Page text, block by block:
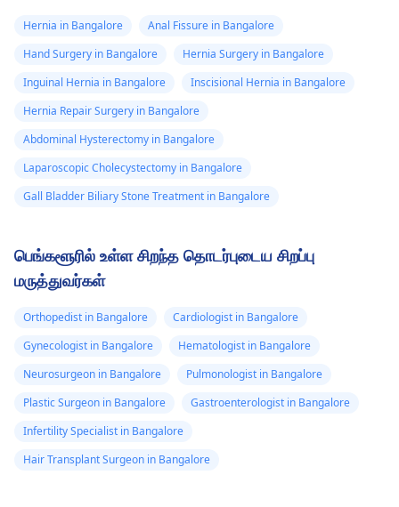
Hernia in Bangalore
Anal Fissure in Bangalore
Hand Surgery in Bangalore
Hernia Surgery in Bangalore
Inguinal Hernia in Bangalore
Inscisional Hernia in Bangalore
Hernia Repair Surgery in Bangalore
Abdominal Hysterectomy in Bangalore
Laparoscopic Cholecystectomy in Bangalore
Gall Bladder Biliary Stone Treatment in Bangalore
பெங்களூரில் உள்ள சிறந்த தொடர்புடைய சிறப்பு
மருத்துவர்கள்
Orthopedist in Bangalore
Cardiologist in Bangalore
Gynecologist in Bangalore
Hematologist in Bangalore
Neurosurgeon in Bangalore
Pulmonologist in Bangalore
Plastic Surgeon in Bangalore
Gastroenterologist in Bangalore
Infertility Specialist in Bangalore
Hair Transplant Surgeon in Bangalore